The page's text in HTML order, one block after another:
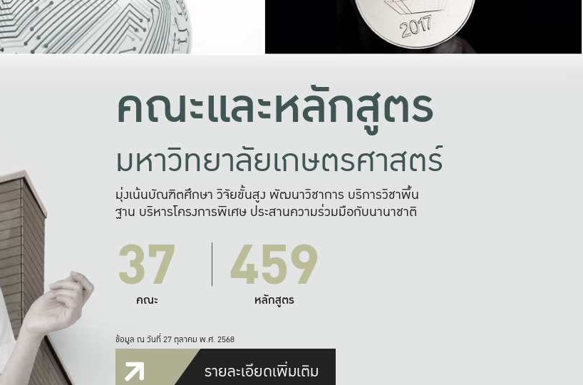
คณะและหลักสูตร
มหาวิทยาลัยเกษตรศาสตร์
มุ่งเน้นบัณฑิตศึกษา วิจัยขั้นสูง พัฒนาวิชาการ บริการวิชาพื้น
ฐาน บริหารโครงการพิเศษ ประสานความร่วมมือกับนานาชาติ
37
คณะ 459
หลักสูตร
ข้อมูล ณ วันที่ 27 ตุลาคม พ.ศ. 2568
รายละเอียดเพิ่มเติม